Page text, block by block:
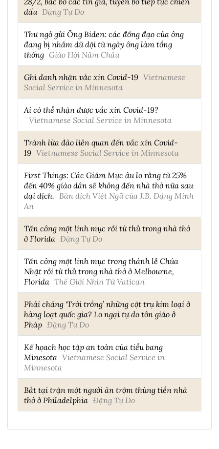
đấu Đặng Tự Do
Thư ngỏ gửi Ông Biden: các đồng đạo của ông
đang bị nhắm dữ dội từ ngày ông làm tổng
thống Giáo Hội Năm Châu
Ghi danh nhận vắc xin Covid-19 Vietnamese
Social Service in Minnesota
Ai có thể nhận được vắc xin Covid-19?
Vietnamese Social Service in Minnesota
Tránh lừa đảo liên quan đến vắc xin Covid-
19 Vietnamese Social Service in Minnesota
First Things: Các Giám Mục âu lo rằng từ 25%
đến 40% giáo dân sẽ không đến nhà thờ nữa sau
đại dịch. Bản dịch Việt Ngữ của J.B. Đặng Minh
An
Tấn công một linh mục rồi tử thủ trong nhà thờ
ở Florida Đặng Tự Do
Tấn công một linh mục trong thánh lễ Chúa
Nhật rồi tử thủ trong nhà thờ ở Melbourne,
Florida Thế Giới Nhìn Từ Vatican
Phải chăng ‘Trời trồng’ những cột trụ kim loại ở
hàng loạt quốc gia? Lo ngại tự do tôn giáo ở
Pháp Đặng Tự Do
Kế họach học tập an toàn của tiểu bang
Minesota Vietnamese Social Service in
Minnesota
Bắt tại trận một người ăn trộm thùng tiền nhà
thờ ở Philadelphia Đặng Tự Do